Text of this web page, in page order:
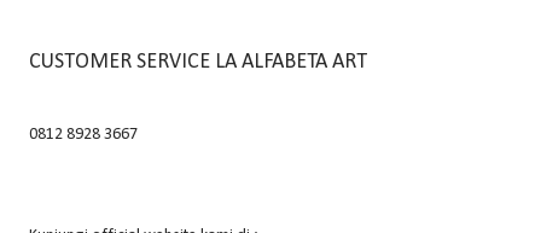
CUSTOMER SERVICE LA ALFABETA ART
0812 8928 3667